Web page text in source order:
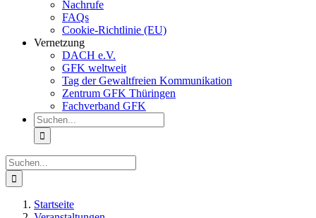
Nachrufe
FAQs
Cookie-Richtlinie (EU)
Vernetzung
DACH e.V.
GFK weltweit
Tag der Gewaltfreien Kommunikation
Zentrum GFK Thüringen
Fachverband GFK
Suche
nach:
Suche
nach:
Startseite